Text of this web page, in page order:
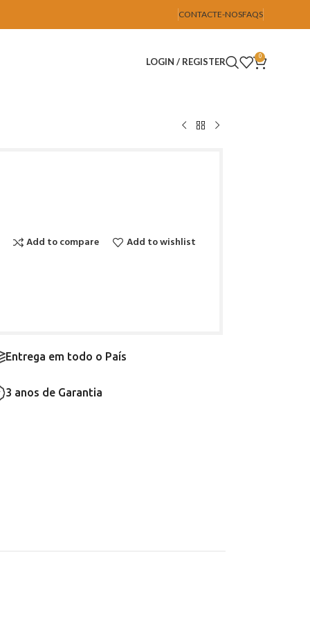
CONTACTE-NOSFAQS
LOGIN / REGISTER 0
Add to compare Add to wishlist
Entrega em todo o País
3 anos de Garantia